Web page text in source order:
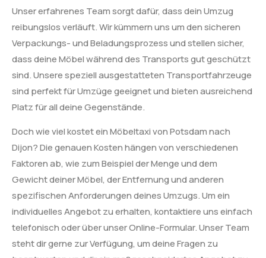
Unser erfahrenes Team sorgt dafür, dass dein Umzug
reibungslos verläuft. Wir kümmern uns um den sicheren
Verpackungs- und Beladungsprozess und stellen sicher,
dass deine Möbel während des Transports gut geschützt
sind. Unsere speziell ausgestatteten Transportfahrzeuge
sind perfekt für Umzüge geeignet und bieten ausreichend
Platz für all deine Gegenstände.
Doch wie viel kostet ein Möbeltaxi von Potsdam nach
Dijon? Die genauen Kosten hängen von verschiedenen
Faktoren ab, wie zum Beispiel der Menge und dem
Gewicht deiner Möbel, der Entfernung und anderen
spezifischen Anforderungen deines Umzugs. Um ein
individuelles Angebot zu erhalten, kontaktiere uns einfach
telefonisch oder über unser Online-Formular. Unser Team
steht dir gerne zur Verfügung, um deine Fragen zu